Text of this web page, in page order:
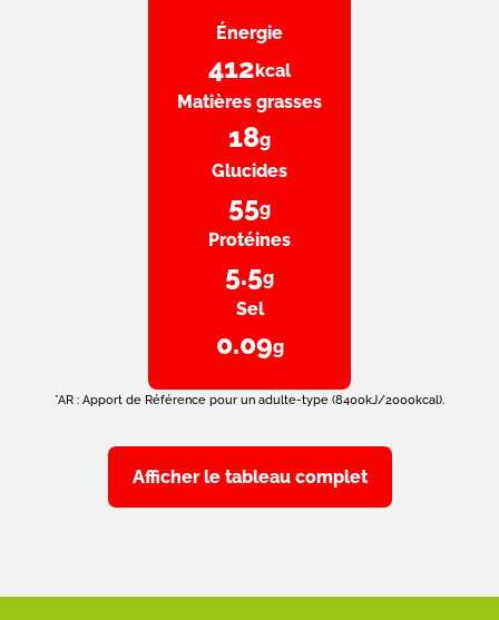
Énergie
412kcal
Matières grasses
18g
Glucides
55g
Protéines
5.5g
Sel
0.09g
*AR : Apport de Référence pour un adulte-type (8400kJ/2000kcal).
Afficher le tableau complet